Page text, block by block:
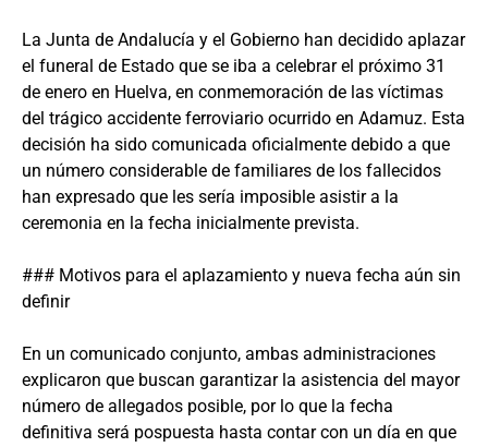
La Junta de Andalucía y el Gobierno han decidido aplazar
el funeral de Estado que se iba a celebrar el próximo 31
de enero en Huelva, en conmemoración de las víctimas
del trágico accidente ferroviario ocurrido en Adamuz. Esta
decisión ha sido comunicada oficialmente debido a que
un número considerable de familiares de los fallecidos
han expresado que les sería imposible asistir a la
ceremonia en la fecha inicialmente prevista.
### Motivos para el aplazamiento y nueva fecha aún sin
definir
En un comunicado conjunto, ambas administraciones
explicaron que buscan garantizar la asistencia del mayor
número de allegados posible, por lo que la fecha
definitiva será pospuesta hasta contar con un día en que